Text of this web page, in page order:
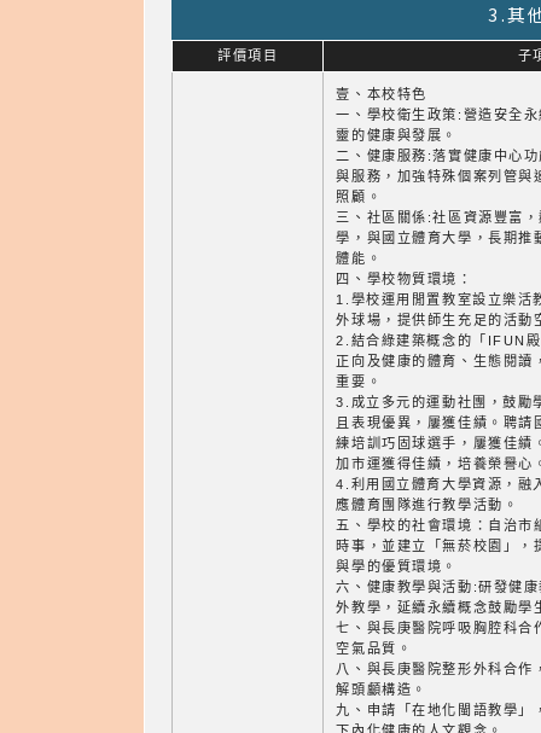
3.其
評價項目 子
壹、本校特色
一、學校衛生政策:營造安全
靈的健康與發展。
二、健康服務:落實健康中心
與服務，加強特殊個案列管與
照顧。
三、社區關係:社區資源豐富
學，與國立體育大學，長期推
體能。
四、學校物質環境：
1.學校運用閒置教室設立樂活
外球場，提供師生充足的活動
2.結合綠建築概念的「IFUN
正向及健康的體育、生態閱讀
重要。
3.成立多元的運動社團，鼓勵
且表現優異，屢獲佳績。聘
練培訓巧固球選手，屢獲佳績
加市運獲得佳績，培養榮譽心
4.利用國立體育大學資源，融
應體育團隊進行教學活動。
五、學校的社會環境：自治市
時事，並建立「無菸校園」，
與學的優質環境。
六、健康教學與活動:研發健
外教學，延續永續概念鼓勵學
七、與長庚醫院呼吸胸腔科合
空氣品質。
八、與長庚醫院整形外科合作
解頭顱構造。
九、申請「在地化閩語教學」